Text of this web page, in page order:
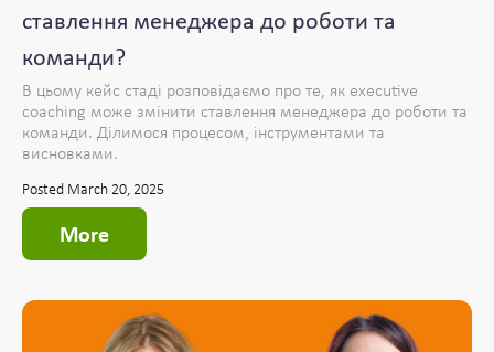
ставлення менеджера до роботи та
команди?
В цьому кейс стаді розповідаємо про те, як executive
coaching може змінити ставлення менеджера до роботи та
команди. Ділимося процесом, інструментами та
висновками.
Posted March 20, 2025
More